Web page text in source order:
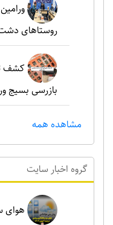
روستاهای
کشف
بازرسی بسیج
مشاهده همه
گروه اخبار سايت